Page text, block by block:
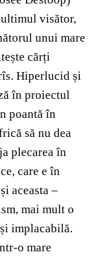
visător,
unui mare
cărți
Hiperlucid și
în proiectul
poantă în
să nu dea
plecarea în
care e în
aceasta –
mai mult o
implacabilă.
o mare